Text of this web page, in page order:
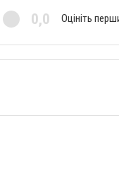
0,0 Оцініть